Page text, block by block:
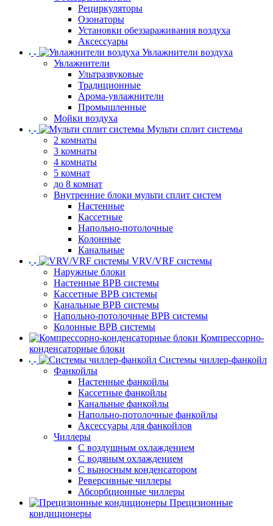
Рециркуляторы
Озонаторы
Установки обеззараживания воздуха
Аксессуары
Увлажнители воздуха
Увлажнители
Ультразвуковые
Традиционные
Арома-увлажнители
Промышленные
Мойки воздуха
Мульти сплит системы
2 комнаты
3 комнаты
4 комнаты
5 комнат
до 8 комнат
Внутренние блоки мульти сплит систем
Настенные
Кассетные
Напольно-потолочные
Колонные
Канальные
VRV/VRF системы
Наружные блоки
Настенные ВРВ системы
Кассетные ВРВ системы
Канальные ВРВ системы
Напольно-потолочные ВРВ системы
Колонные ВРВ системы
Компрессорно-
конденсаторные блоки
Системы чиллер-фанкойл
Фанкойлы
Настенные фанкойлы
Кассетные фанкойлы
Канальные фанкойлы
Напольно-потолочные фанкойлы
Аксессуары для фанкойлов
Чиллеры
С воздушным охлаждением
С водяным охлаждением
С выносным конденсатором
Реверсивные чиллеры
Абсорбционные чиллеры
Прецизионные
кондиционеры